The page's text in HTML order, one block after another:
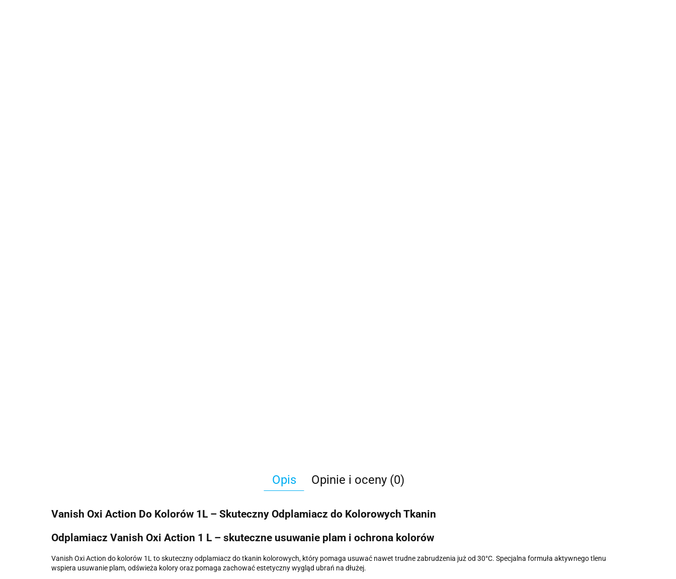
Opis Opinie i oceny (0)
Vanish Oxi Action Do Kolorów 1L – Skuteczny Odplamiacz do Kolorowych Tkanin
Odplamiacz Vanish Oxi Action 1 L – skuteczne usuwanie plam i ochrona kolorów
Vanish Oxi Action do kolorów 1L to skuteczny odplamiacz do tkanin kolorowych, który pomaga usuwać nawet trudne zabrudzenia już od 30°C. Specjalna formuła aktywnego tlenu
wspiera usuwanie plam, odświeża kolory oraz pomaga zachować estetyczny wygląd ubrań na dłużej.